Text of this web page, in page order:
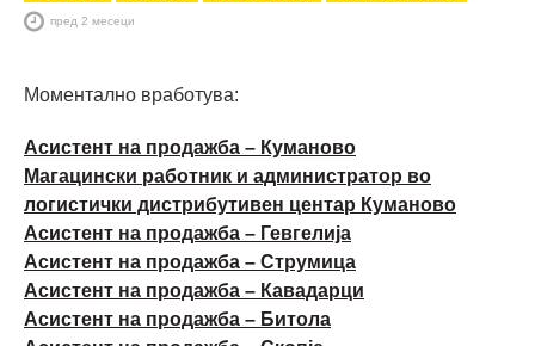
пред 2 месеци
Моментално вработува:
Асистент на продажба – Куманово
Магацински работник и администратор во
логистички дистрибутивен центар Куманово
Асистент на продажба – Гевгелија
Асистент на продажба – Струмица
Асистент на продажба – Кавадарци
Асистент на продажба – Битола